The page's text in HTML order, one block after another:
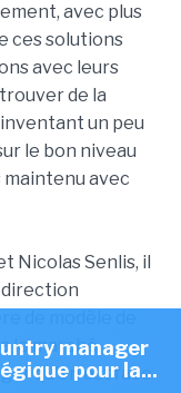
avec plus
ces solutions
avec leurs
de la
un peu
le bon niveau
avec
Nicolas Senlis, il
direction
de modèle de
le marché. «
qu'on est face
manager
pour la...